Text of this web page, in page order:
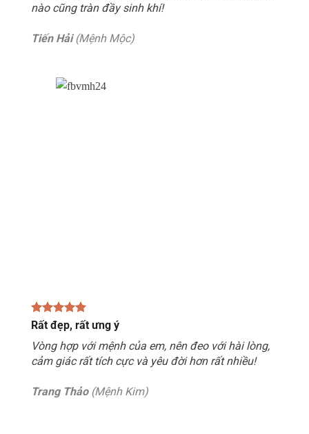
nào cũng tràn đầy sinh khí!
Tiến Hải(Mệnh Mộc)
Rất đẹp, rất ưng ý
Vòng hợp với mệnh của em, nên đeo với hài lòng,
cảm giác rất tích cực và yêu đời hơn rất nhiều!
Trang Thảo(Mệnh Kim)